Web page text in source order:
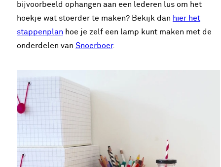
bijvoorbeeld ophangen aan een lederen lus om het
hoekje wat stoerder te maken? Bekijk dan hier het
stappenplan hoe je zelf een lamp kunt maken met de
onderdelen van Snoerboer.